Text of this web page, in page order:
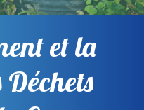
et la
Déchets